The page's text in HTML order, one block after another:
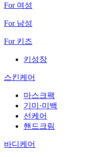
For 여성
For 남성
For 키즈
키성장
스킨케어
마스크팩
기미·미백
선케어
핸드크림
바디케어